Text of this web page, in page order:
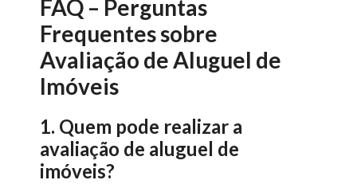
FAQ – Perguntas
Frequentes sobre
Avaliação de Aluguel de
Imóveis
1. Quem pode realizar a
avaliação de aluguel de
imóveis?